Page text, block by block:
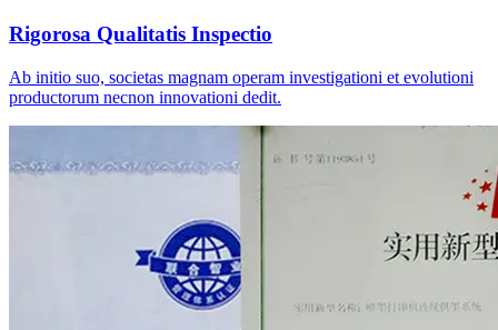
Rigorosa Qualitatis Inspectio
Ab initio suo, societas magnam operam investigationi et evolutioni
productorum necnon innovationi dedit.